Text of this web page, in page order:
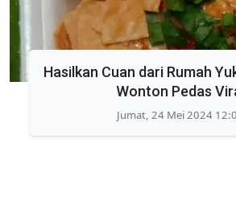
Hasilkan Cuan dari Rumah
Wonton Pedas
Jumat, 24 Mei 2024